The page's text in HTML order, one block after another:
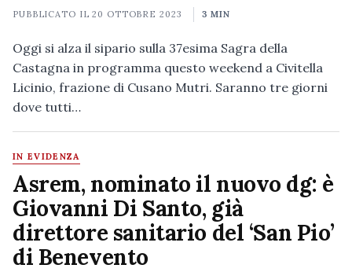
PUBBLICATO IL20 OTTOBRE 2023 3 MIN
Oggi si alza il sipario sulla 37esima Sagra della
Castagna in programma questo weekend a Civitella
Licinio, frazione di Cusano Mutri. Saranno tre giorni
dove tutti…
IN EVIDENZA
Asrem, nominato il nuovo dg: è
Giovanni Di Santo, già
direttore sanitario del ‘San Pio’
di Benevento